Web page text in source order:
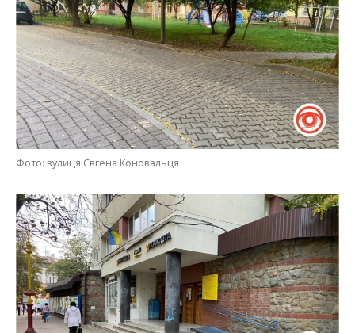
Фото: вулиця Євгена Коновальця